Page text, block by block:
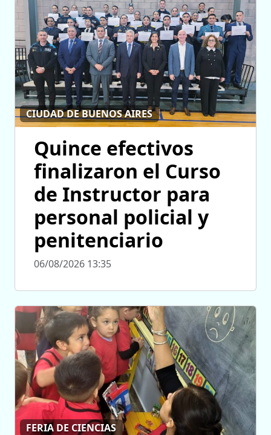
CIUDAD DE BUENOS AIRES
Quince efectivos
finalizaron el Curso
de Instructor para
personal policial y
penitenciario
06/08/2026 13:35
FERIA DE CIENCIAS